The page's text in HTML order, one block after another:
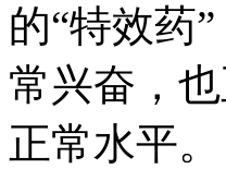
的“特效药
常兴奋，
正常水平。